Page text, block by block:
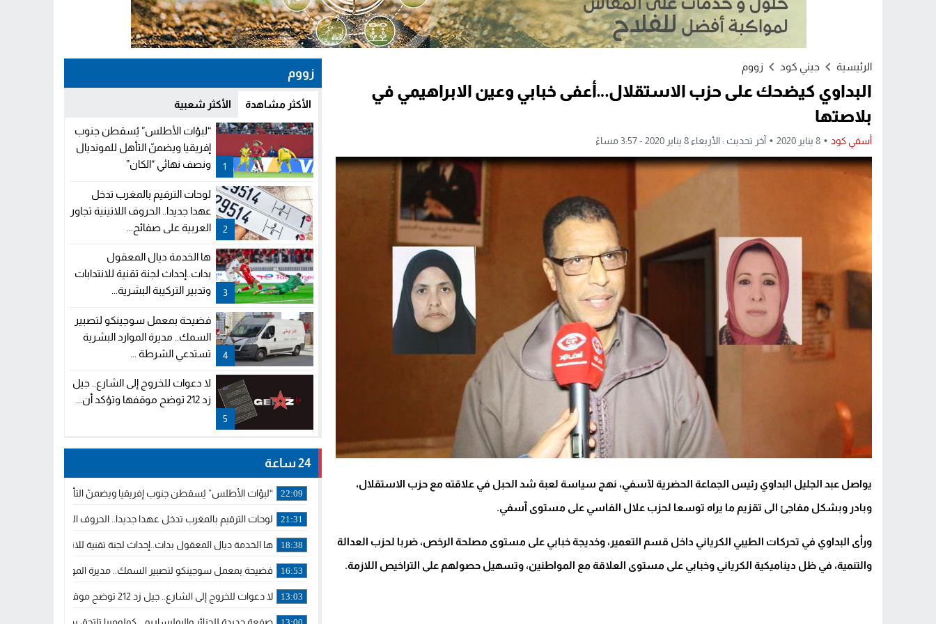
الرئيسية جيني كود زووم
البداوي كيضحك على حزب الاستقلال…أعفى خبابي وعين الابراهيمي في
بلاصتها
أسفي كود 8 يناير 2020 آخر تحديث : الأربعاء 8 يناير 2020 - 3:57 مساءً
يواصل عبد الجليل البداوي رئيس الجماعة الحضرية لآسفي، نهج سياسة لعبة شد الحبل في علاقته مع حزب الاستقلال،
وبادر وبشكل مفاجئ الى تقزيم ما يراه توسعا لحزب علال الفاسي على مستوى آسفي.
ورأى البداوي في تحركات الطيبي الكرياني داخل قسم التعمير، وخديجة خبابي على مستوى مصلحة الرخص، ضربا لحزب العدالة
والتنمية، في ظل ديناميكية الكرياني وخبابي على مستوى العلاقة مع المواطنين، وتسهيل حصولهم على التراخيص اللازمة.
زووم
الأكثر مشاهدة الأكثر شعبية
1
“لبؤات الأطلس” يُسقطن جنوب
إفريقيا ويضمنّ التأهل للمونديال
ونصف نهائي “الكان”
2
لوحات الترقيم بالمغرب تدخل
عهدا جديدا.. الحروف اللاتينية تجاور
العربية على صفائح...
3
ها الخدمة ديال المعقول
بدات..إحداث لجنة تقنية للانتدابات
وتدبير التركيبة البشرية...
4
فضيحة بمعمل سوجينكو لتصبير
السمك.. مديرة الموارد البشرية
تستدعي الشرطة ...
5
لا دعوات للخروج إلى الشارع.. جيل
زد 212 توضح موقفها وتؤكد أن...
24 ساعة
22:09 “لبؤات الأطلس” يُسقطن جنوب إفريقيا ويضمنّ التأهل للمونديال
21:31 لوحات الترقيم بالمغرب تدخل عهدا جديدا.. الحروف اللاتينية تجاور
18:38 ها الخدمة ديال المعقول بدات..إحداث لجنة تقنية للانتدابات وتدبير
16:53 فضيحة بمعمل سوجينكو لتصبير السمك.. مديرة الموارد البشرية
13:03 لا دعوات للخروج إلى الشارع.. جيل زد 212 توضح موقفها وتؤكد أن المنشورات المنسوبة إليها لا تمثل موقفها الرسمي.
صفعة جديدة للجزائر والبوليساريو .. كولومبيا تلتحق بداعمي مغربية